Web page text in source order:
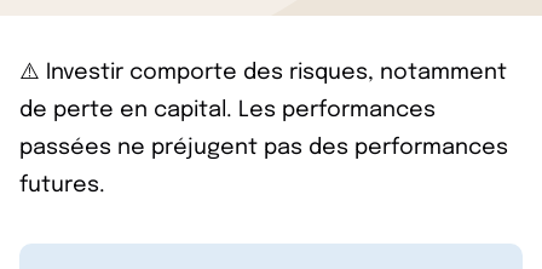
⚠️ Investir comporte des risques, notamment
de perte en capital. Les performances
passées ne préjugent pas des performances
futures.